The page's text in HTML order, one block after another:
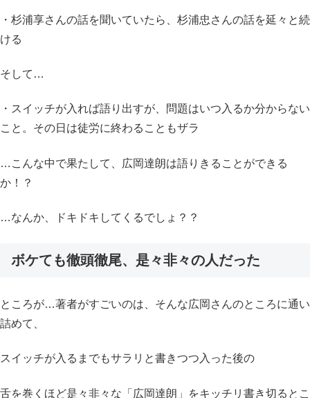
・杉浦享さんの話を聞いていたら、杉浦忠さんの話を延々と続
ける
そして…
・スイッチが入れば語り出すが、問題はいつ入るか分からない
こと。その日は徒労に終わることもザラ
…こんな中で果たして、広岡達朗は語りきることができる
か！？
…なんか、ドキドキしてくるでしょ？？
ボケても徹頭徹尾、是々非々の人だった
ところが…著者がすごいのは、そんな広岡さんのところに通い
詰めて、
スイッチが入るまでもサラリと書きつつ入った後の
舌を巻くほど是々非々な「広岡達朗」をキッチリ書き切るとこ